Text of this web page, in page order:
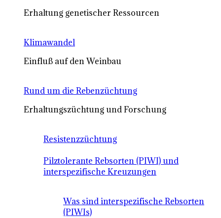
Erhaltung genetischer Ressourcen
Klimawandel
Einfluß auf den Weinbau
Rund um die Rebenzüchtung
Erhaltungszüchtung und Forschung
Resistenzzüchtung
Pilztolerante Rebsorten (PIWI) und
interspezifische Kreuzungen
Was sind interspezifische Rebsorten
(PIWIs)